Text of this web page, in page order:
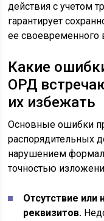
действия с учетом
гарантирует
ее своевременного
Какие
ОРД
их избежать
Основные ошибки
распорядительных
нарушением
точностью
Отсутствие или
реквизитов.